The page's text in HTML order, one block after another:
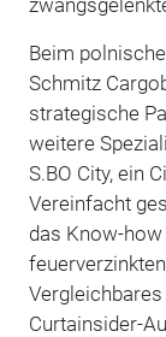
Beim
Schmitz
strategische
weitere
S.BO City, ein
Vereinfacht
das Know-
Curtainsider-